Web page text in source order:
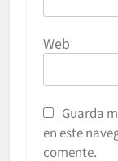
Web
Guarda
en este
comente.